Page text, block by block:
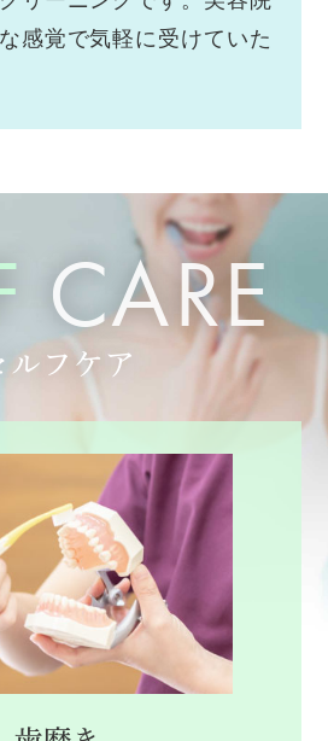
感覚で気軽に受けていた
CARE
ルフケア